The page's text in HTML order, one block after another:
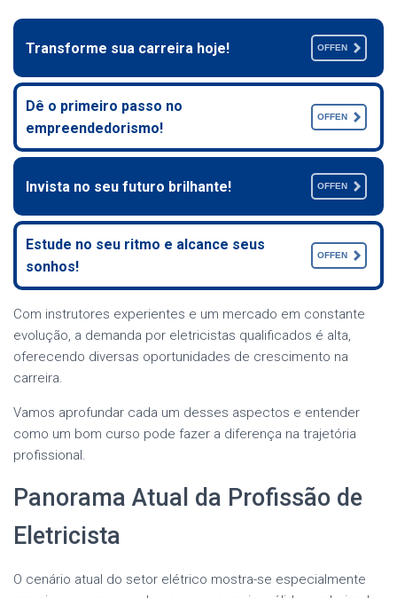
Transforme sua carreira hoje! OFFEN
Dê o primeiro passo no
empreendedorismo!
OFFEN
Invista no seu futuro brilhante! OFFEN
Estude no seu ritmo e alcance seus
sonhos!
OFFEN
Com instrutores experientes e um mercado em constante
evolução, a demanda por eletricistas qualificados é alta,
oferecendo diversas oportunidades de crescimento na
carreira.
Vamos aprofundar cada um desses aspectos e entender
como um bom curso pode fazer a diferença na trajetória
profissional.
Panorama Atual da Profissão de
Eletricista
O cenário atual do setor elétrico mostra-se especialmente